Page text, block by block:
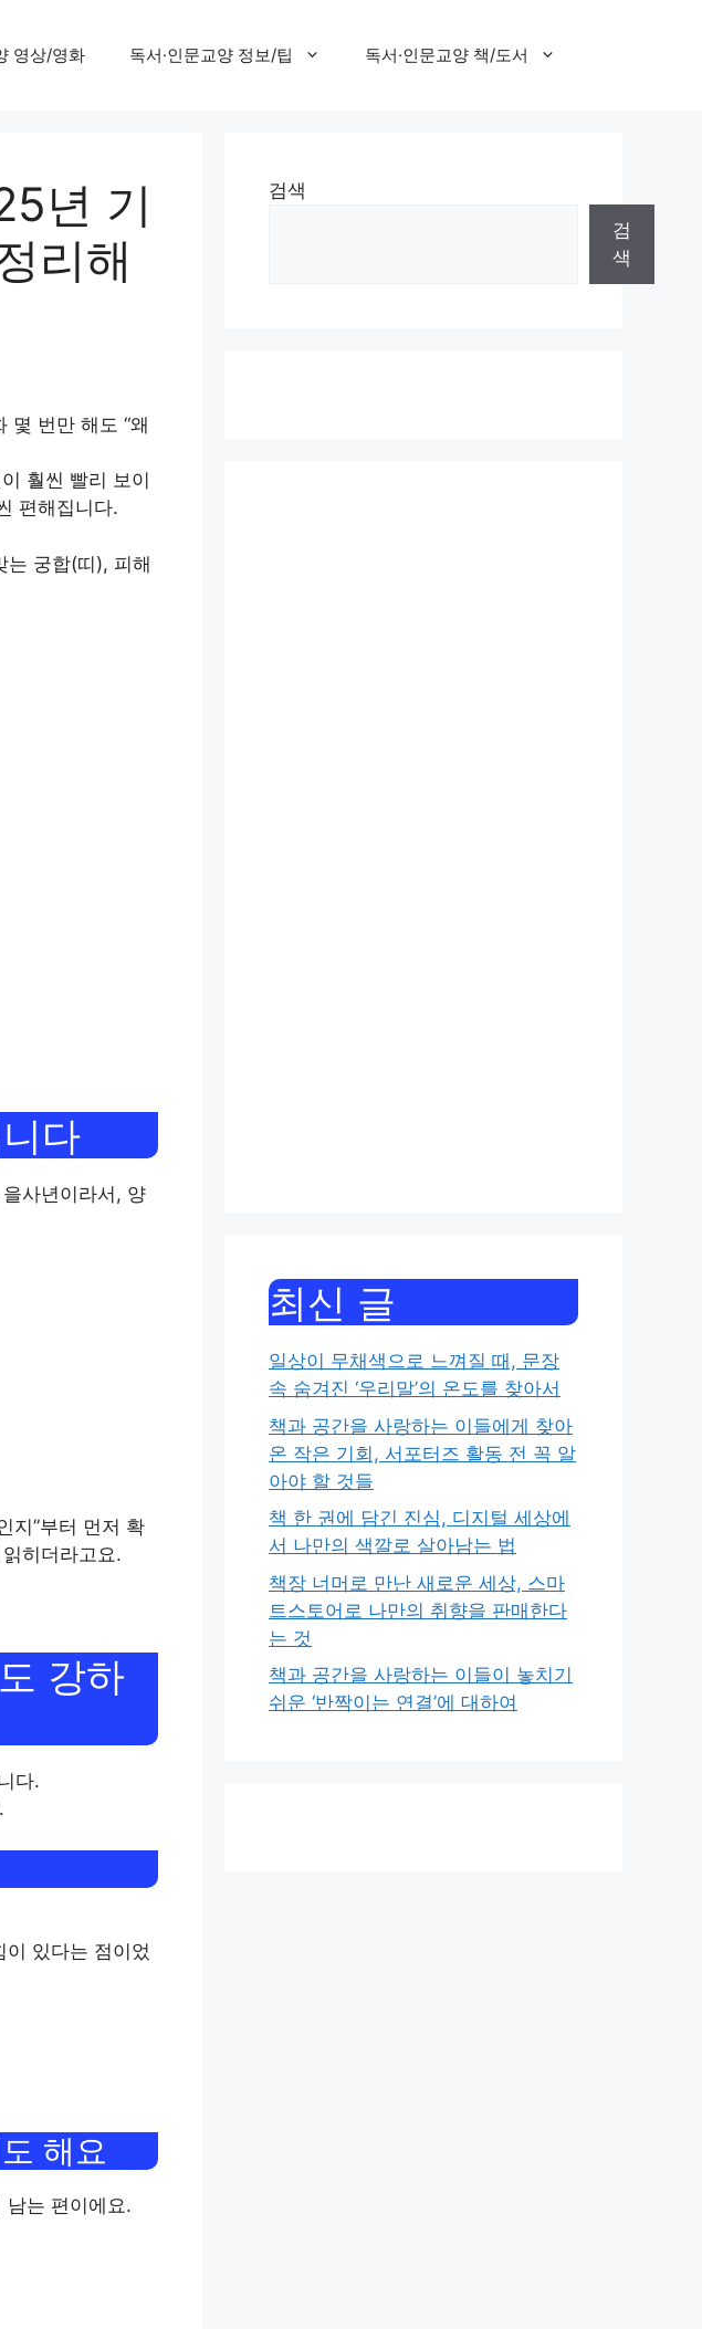
영상/영화 독서·인문교양 정보/팁 독서·인문교양 책/도서
년 기
리해
몇 번만 해도 “왜
훨씬 빨리 보이
편해집니다.
는 궁합(띠), 피해
다
사년이라서, 양
지”부터 먼저 확
히더라고요.
강하
다.
있다는 점이었
해요
남는 편이에요.
검색
검
색
최신 글
일상이 무채색으로 느껴질 때, 문장
속 숨겨진 ‘우리말’의 온도를 찾아서
책과 공간을 사랑하는 이들에게 찾아
온 작은 기회, 서포터즈 활동 전 꼭 알
아야 할 것들
책 한 권에 담긴 진심, 디지털 세상에
서 나만의 색깔로 살아남는 법
책장 너머로 만난 새로운 세상, 스마
트스토어로 나만의 취향을 판매한다
는 것
책과 공간을 사랑하는 이들이 놓치기
쉬운 ‘반짝이는 연결’에 대하여